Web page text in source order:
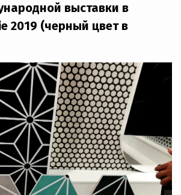
выставки в
2019 (черный цвет в